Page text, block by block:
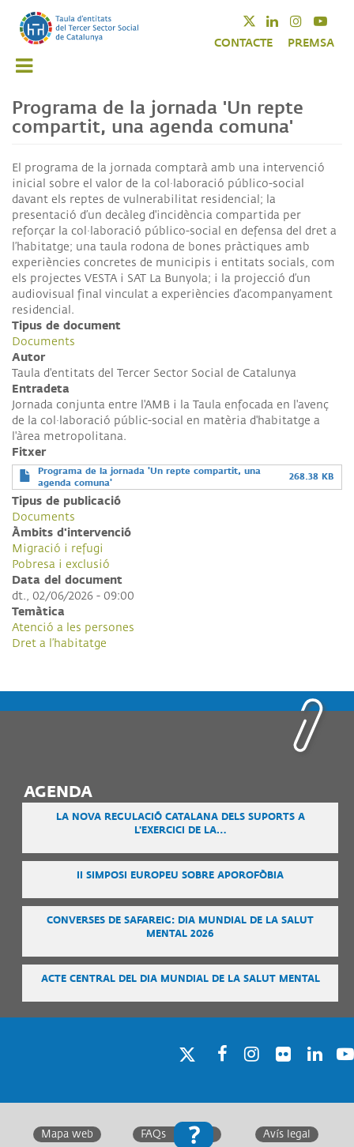
TwitterLinkedin
CONTACTE PREMSA
Programa de la jornada 'Un repte
compartit, una agenda comuna'
El programa de la jornada comptarà amb una intervenció
inicial sobre el valor de la col·laboració público-social
davant els reptes de vulnerabilitat residencial; la
presentació d’un decàleg d'incidència compartida per
reforçar la col·laboració público-social en defensa del dret a
l’habitatge; una taula rodona de bones pràctiques amb
experiències concretes de municipis i entitats socials, com
els projectes VESTA i SAT La Bunyola; i la projecció d’un
audiovisual final vinculat a experiències d’acompanyament
residencial.
Tipus de document
Documents
Autor
Taula d'entitats del Tercer Sector Social de Catalunya
Entradeta
Jornada conjunta entre l'AMB i la Taula enfocada en l'avenç
de la col·laboració públic-social en matèria d'habitatge a
l'àrea metropolitana.
Fitxer
Programa de la jornada 'Un repte compartit, una
agenda comuna'
268.38 KB
Tipus de publicació
Documents
Àmbits d'intervenció
Migració i refugi
Pobresa i exclusió
Data del document
dt., 02/06/2026 - 09:00
Temàtica
Atenció a les persones
Dret a l’habitatge
AGENDA
LA NOVA REGULACIÓ CATALANA DELS SUPORTS A
L'EXERCICI DE LA…
II SIMPOSI EUROPEU SOBRE APOROFÒBIA
CONVERSES DE SAFAREIG: DIA MUNDIAL DE LA SALUT
MENTAL 2026
ACTE CENTRAL DEL DIA MUNDIAL DE LA SALUT MENTAL
Mapa web FAQs Avís legal